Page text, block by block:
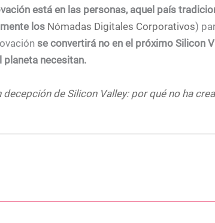
está en las personas, aquel país
los Nómadas Digitales Corporativos)
se convertirá no en el próximo Silicon
planeta necesitan.
decepción de Silicon Valley: por qué no ha